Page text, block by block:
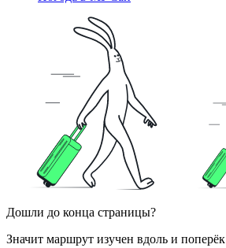
Дошли до конца страницы?
Значит маршрут изучен вдоль и поперёк